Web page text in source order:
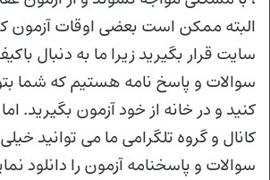
البته ممکن است بعضی اوقات آزمون
سایت قرار بگیرید زیرا ما به دنبال
سوالات و پاسخ نامه هستیم که شما
کنید و در خانه از خود آزمون بگیرید.
کانال و گروه تلگرامی ما می توانید
سوالات و پاسخنامه آزمون را دانلود